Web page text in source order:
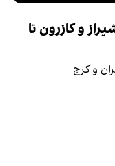
و کازرون تا
و کرج